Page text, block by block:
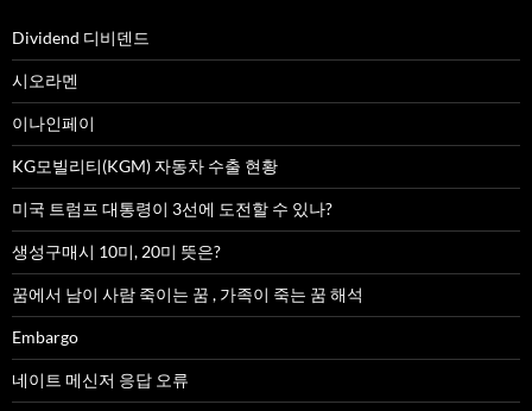
Dividend 디비덴드
시오라멘
이나인페이
KG모빌리티(KGM) 자동차 수출 현황
미국 트럼프 대통령이 3선에 도전할 수 있나?
생성구매시 10미, 20미 뜻은?
꿈에서 남이 사람 죽이는 꿈 , 가족이 죽는 꿈 해석
Embargo
네이트 메신저 응답 오류